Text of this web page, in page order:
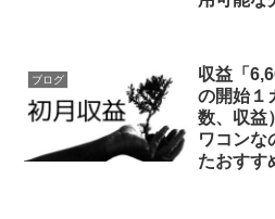
ブログ
収益「
の開始１
数、収益
ワコンな
たおすす